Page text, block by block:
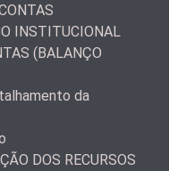
INSTITUCIONAL
(BALANÇO
da
DOS RECURSOS